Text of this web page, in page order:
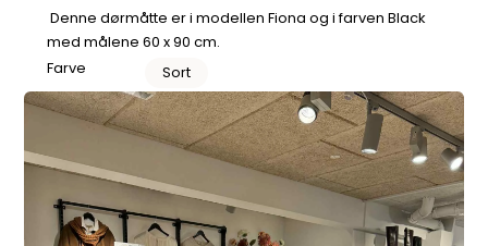
Denne dørmåtte er i modellen Fiona og i farven Black
med målene 60 x 90 cm.
Farve
Sort